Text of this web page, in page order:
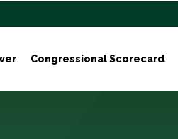
Congressional Scorecard